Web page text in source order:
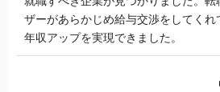
ザーがあらかじめ給与交渉をしてく
年収アップを実現できました。